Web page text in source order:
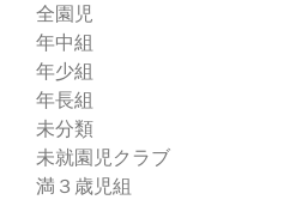
全園児
年中組
年少組
年長組
未分類
未就園児クラブ
満３歳児組